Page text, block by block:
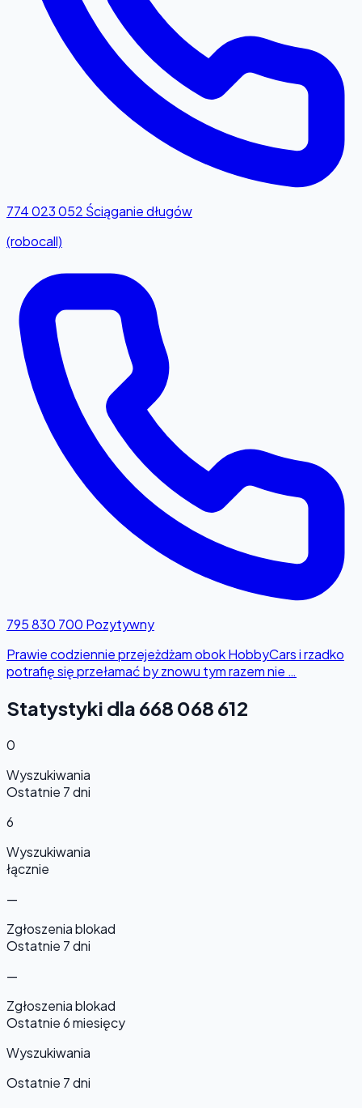
774 023 052 Ściąganie długów
(robocall)
795 830 700 Pozytywny
Prawie codziennie przejeżdżam obok HobbyCars i rzadko
potrafię się przełamać by znowu tym razem nie …
Statystyki dla 668 068 612
0
Wyszukiwania
Ostatnie 7 dni
6
Wyszukiwania
łącznie
—
Zgłoszenia blokad
Ostatnie 7 dni
—
Zgłoszenia blokad
Ostatnie 6 miesięcy
Wyszukiwania
Ostatnie 7 dni